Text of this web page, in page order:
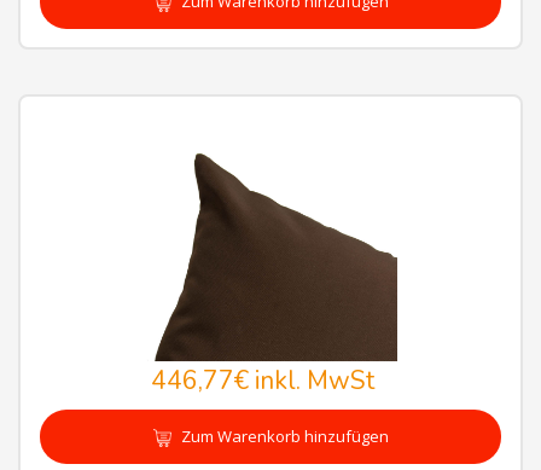
446,77€inkl. MwSt
Zum Warenkorb hinzufügen